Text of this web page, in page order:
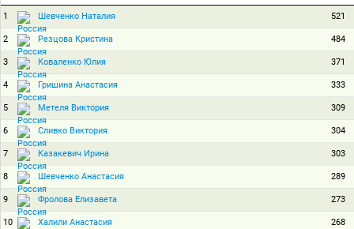
1 Шевченко Наталия 521
2 Резцова Кристина 484
3 Коваленко Юлия 371
4 Гришина Анастасия 333
5 Метеля Виктория 309
6 Сливко Виктория 304
7 Казакевич Ирина 303
8 Шевченко Анастасия 289
9 Фролова Елизавета 273
10 Халили Анастасия 268